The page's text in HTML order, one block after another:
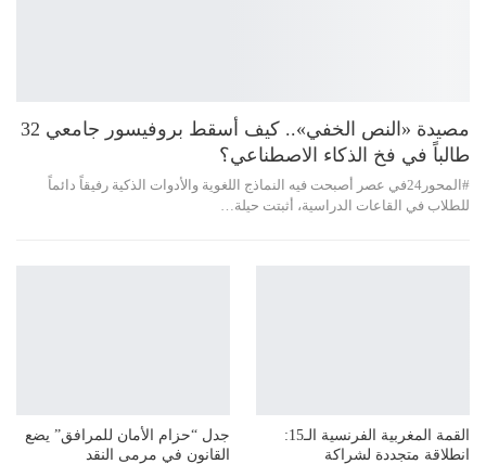
مصيدة «النص الخفي».. كيف أسقط بروفيسور جامعي 32
طالباً في فخ الذكاء الاصطناعي؟
#المحور24 ​في عصر أصبحت فيه النماذج اللغوية والأدوات الذكية رفيقاً دائماً
للطلاب في القاعات الدراسية، أثبتت حيلة…
القمة المغربية الفرنسية الـ15:
انطلاقة متجددة لشراكة
جدل “حزام الأمان للمرافق” يضع
القانون في مرمى النقد